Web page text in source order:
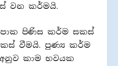
වන කර්මයි.
පිණිස කර්ම සකස්
වීමයි. පුණ්‍ය කර්ම
කාම භවයක